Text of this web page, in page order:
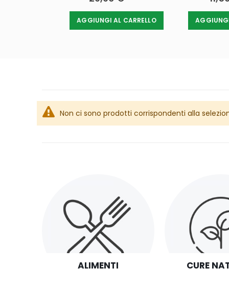
AGGIUNGI AL CARRELLO
Non ci sono prodotti corrispondenti alla
ALIMENTI CURE